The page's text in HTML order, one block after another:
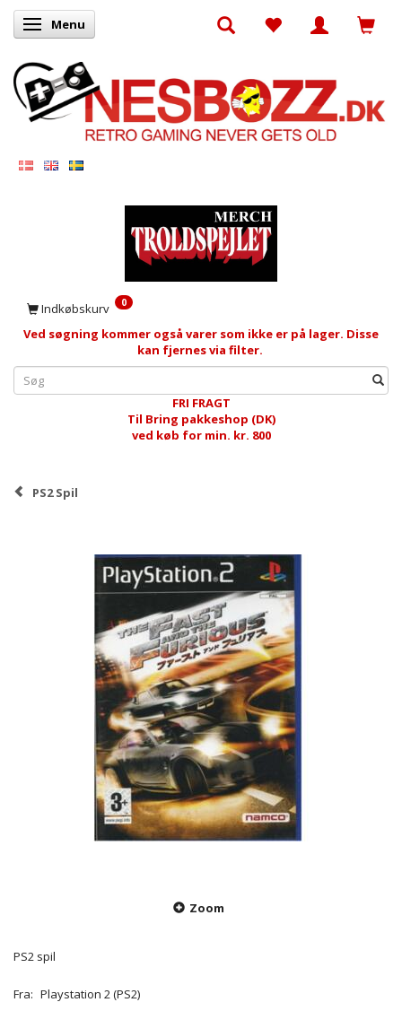
Skifte navigation
Menu
Indkøbskurv 0
Ved søgning kommer også varer som ikke er på lager. Disse
kan fjernes via filter.
FRI FRAGT
Til Bring pakkeshop (DK)
ved køb for min. kr. 800
PS2 Spil
Zoom
PS2 spil
Fra: Playstation 2 (PS2)